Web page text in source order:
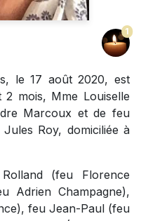
1
le 17 août 2020, est
mois, Mme Louiselle
Marcoux et de feu
Roy, domiciliée à
(feu Florence
Adrien Champagne),
feu Jean-Paul (feu